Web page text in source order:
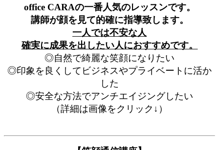
office CARAの一番人気のレッスンです。
講師が顔を見て的確に指導致します。
一人では不安な人
確実に成果を出したい人におすすめです。
◎自然で綺麗な笑顔になりたい
◎印象を良くしてビジネスやプライベートに活か
した
◎安全な方法でアンチエイジングしたい
（詳細は画像をクリック↓）